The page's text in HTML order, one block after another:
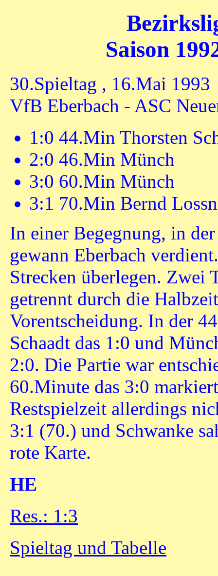
Saison
30.Spieltag , 16.Mai 1993
VfB Eberbach - ASC
1:0 44.Min Thorsten
2:0 46.Min Münch
3:0 60.Min Münch
3:1 70.Min Bernd
In einer Begegnung, in
gewann Eberbach
Strecken überlegen. Zwei
getrennt durch die
Vorentscheidung. In der
Schaadt das 1:0 und
2:0. Die Partie war
60.Minute das 3:0
Restspielzeit allerdings
3:1 (70.) und Schwanke
rote Karte.
HE
Res.: 1:3
Spieltag und Tabelle